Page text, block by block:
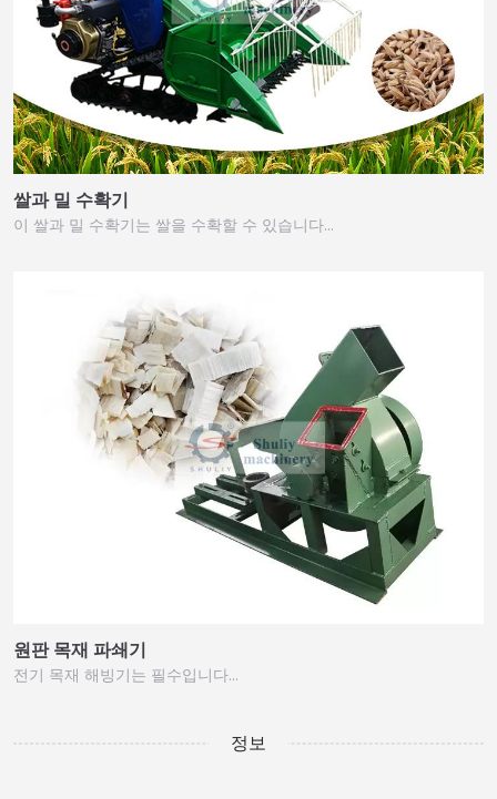
쌀과 밀 수확기
이 쌀과 밀 수확기는 쌀을 수확할 수 있습니다…
원판 목재 파쇄기
전기 목재 해빙기는 필수입니다…
정보